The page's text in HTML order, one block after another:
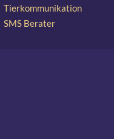
Tierkommunikation
SMS Berater